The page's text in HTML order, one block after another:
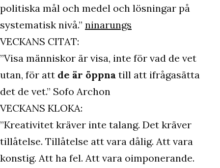
politiska mål och medel och lösningar på
systematisk nivå.” ninarungs
VECKANS CITAT:
”Visa människor är visa, inte för vad de vet
utan, för att de är öppna till att ifrågasätta
det de vet.” Sofo Archon
VECKANS KLOKA:
”Kreativitet kräver inte talang. Det kräver
tillåtelse. Tillåtelse att vara dålig. Att vara
konstig. Att ha fel. Att vara oimponerande.